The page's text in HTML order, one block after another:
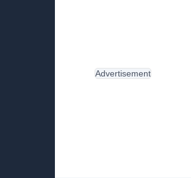
Advertisement